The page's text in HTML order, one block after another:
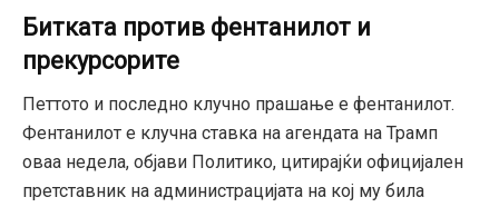
Битката против фентанилот и
прекурсорите
Петтото и последно клучно прашање е фентанилот.
Фентанилот е клучна ставка на агендата на Трамп
оваа недела, објави Политико, цитирајќи официјален
претставник на администрацијата на кој му била